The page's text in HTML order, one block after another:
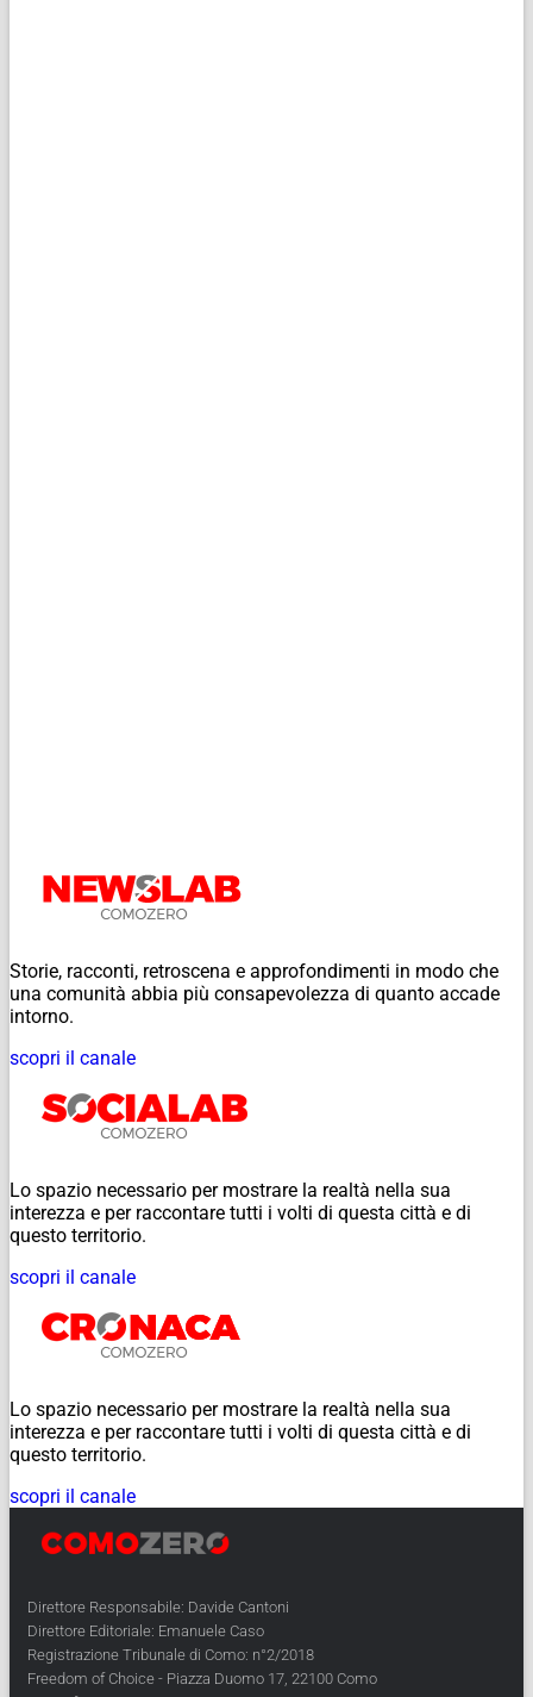
Storie, racconti, retroscena e approfondimenti in modo che
una comunità abbia più consapevolezza di quanto accade
intorno.
scopri il canale
Lo spazio necessario per mostrare la realtà nella sua
interezza e per raccontare tutti i volti di questa città e di
questo territorio.
scopri il canale
Lo spazio necessario per mostrare la realtà nella sua
interezza e per raccontare tutti i volti di questa città e di
questo territorio.
scopri il canale
Direttore Responsabile: Davide Cantoni
Direttore Editoriale: Emanuele Caso
Registrazione Tribunale di Como: n°2/2018
Freedom of Choice - Piazza Duomo 17, 22100 Como